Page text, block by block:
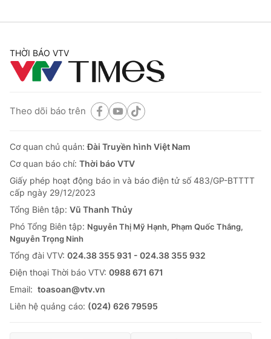
THỜI BÁO VTV
Theo dõi báo trên
Cơ quan chủ quản:Đài Truyền hình Việt Nam
Cơ quan báo chí: Thời báo VTV
Giấy phép hoạt động báo in và báo điện tử số 483/GP-BTTTT
cấp ngày 29/12/2023
Tổng Biên tập: Vũ Thanh Thủy
Phó Tổng Biên tập: Nguyễn Thị Mỹ Hạnh, Phạm Quốc Thắng,
Nguyễn Trọng Ninh
Tổng đài VTV: 024.38 355 931 - 024.38 355 932
Ðiện thoại Thời báo VTV: 0988 671 671
Email: toasoan@vtv.vn
Liên hệ quảng cáo: (024) 626 79595